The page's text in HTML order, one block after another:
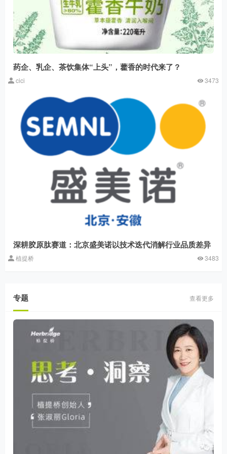
药企、乳企、茶饮集体“上头”，藿香的时代来了？
cici 3473
深耕胶原肽赛道：北京盛美诺以技术迭代消解行业品质差异
植提桥 3483
专题 查看更多